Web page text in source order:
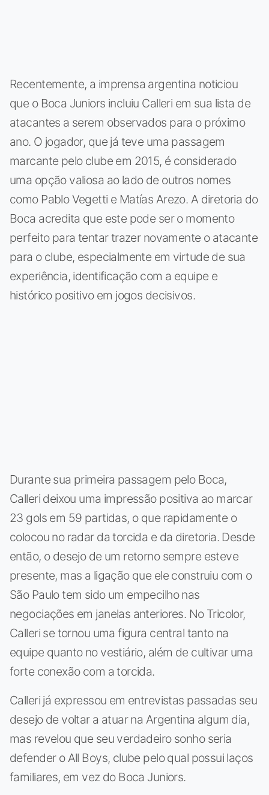
Recentemente, a imprensa argentina noticiou
que o Boca Juniors incluiu Calleri em sua lista de
atacantes a serem observados para o próximo
ano. O jogador, que já teve uma passagem
marcante pelo clube em 2015, é considerado
uma opção valiosa ao lado de outros nomes
como Pablo Vegetti e Matías Arezo. A diretoria do
Boca acredita que este pode ser o momento
perfeito para tentar trazer novamente o atacante
para o clube, especialmente em virtude de sua
experiência, identificação com a equipe e
histórico positivo em jogos decisivos.
Durante sua primeira passagem pelo Boca,
Calleri deixou uma impressão positiva ao marcar
23 gols em 59 partidas, o que rapidamente o
colocou no radar da torcida e da diretoria. Desde
então, o desejo de um retorno sempre esteve
presente, mas a ligação que ele construiu com o
São Paulo tem sido um empecilho nas
negociações em janelas anteriores. No Tricolor,
Calleri se tornou uma figura central tanto na
equipe quanto no vestiário, além de cultivar uma
forte conexão com a torcida.
Calleri já expressou em entrevistas passadas seu
desejo de voltar a atuar na Argentina algum dia,
mas revelou que seu verdadeiro sonho seria
defender o All Boys, clube pelo qual possui laços
familiares, em vez do Boca Juniors.